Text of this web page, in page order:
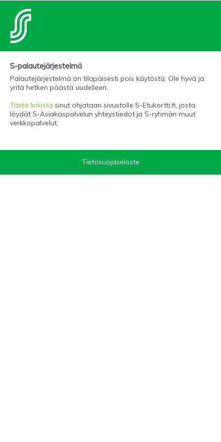
S-palautejärjestelmä
Palautejärjestelmä on tilapäisesti pois käytöstä. Ole hyvä ja
yritä hetken päästä uudelleen.
Tästä linkistä sinut ohjataan sivustolle S-Etukortti.fi, josta
löydät S-Asiakaspalvelun yhteystiedot ja S-ryhmän muut
verkkopalvelut.
Tietosuojaseloste